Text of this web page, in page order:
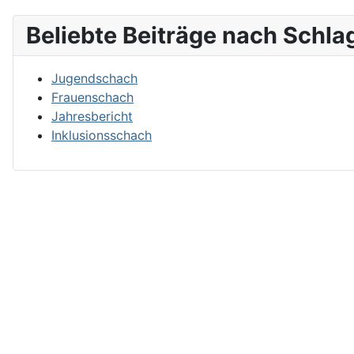
Beliebte Beiträge nach
Jugendschach
Frauenschach
Jahresbericht
Inklusionsschach